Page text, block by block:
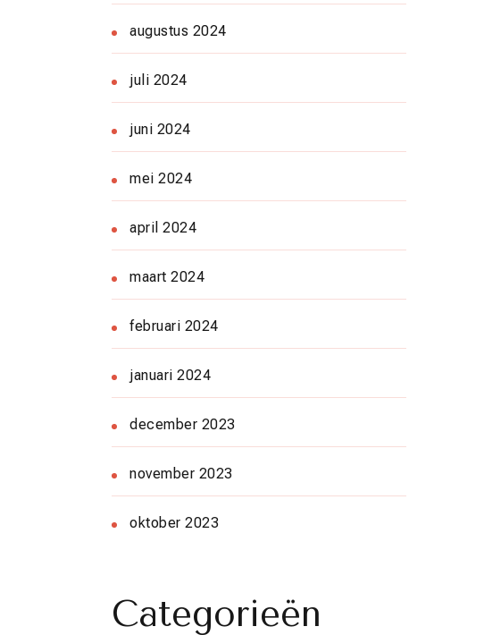
augustus 2024
juli 2024
juni 2024
mei 2024
april 2024
maart 2024
februari 2024
januari 2024
december 2023
november 2023
oktober 2023
Categorieën